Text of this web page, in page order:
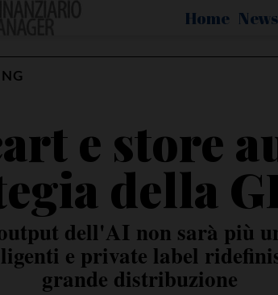
Home News
e store
della
dell'AI non sarà più
e private label
grande distribuzione